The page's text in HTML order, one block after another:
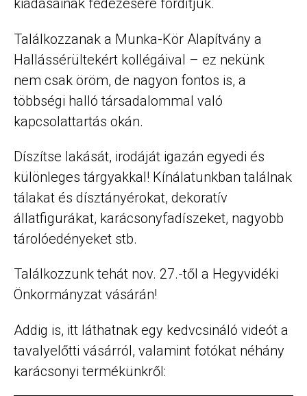
kiadásainak fedezésére fordítjuk.
Találkozzanak a Munka-Kör Alapítvány a
Hallássérültekért kollégáival – ez nekünk
nem csak öröm, de nagyon fontos is, a
többségi halló társadalommal való
kapcsolattartás okán.
Díszítse lakását, irodáját igazán egyedi és
különleges tárgyakkal! Kínálatunkban találnak
tálakat és dísztányérokat, dekoratív
állatfigurákat, karácsonyfadíszeket, nagyobb
tárolóedényeket stb.
Találkozzunk tehát nov. 27.-től a Hegyvidéki
Önkormányzat vásárán!
Addig is, itt láthatnak egy kedvcsináló videót a
tavalyelőtti vásárról, valamint fotókat néhány
karácsonyi termékünkről: